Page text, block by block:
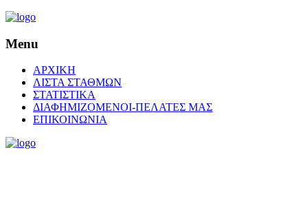
Menu
ΑΡΧΙΚΗ
ΛΙΣΤΑ ΣΤΑΘΜΩΝ
ΣΤΑΤΙΣΤΙΚΑ
ΔΙΑΦΗΜΙΖΟΜΕΝΟΙ-ΠΕΛΑΤΕΣ ΜΑΣ
ΕΠΙΚΟΙΝΩΝΙΑ